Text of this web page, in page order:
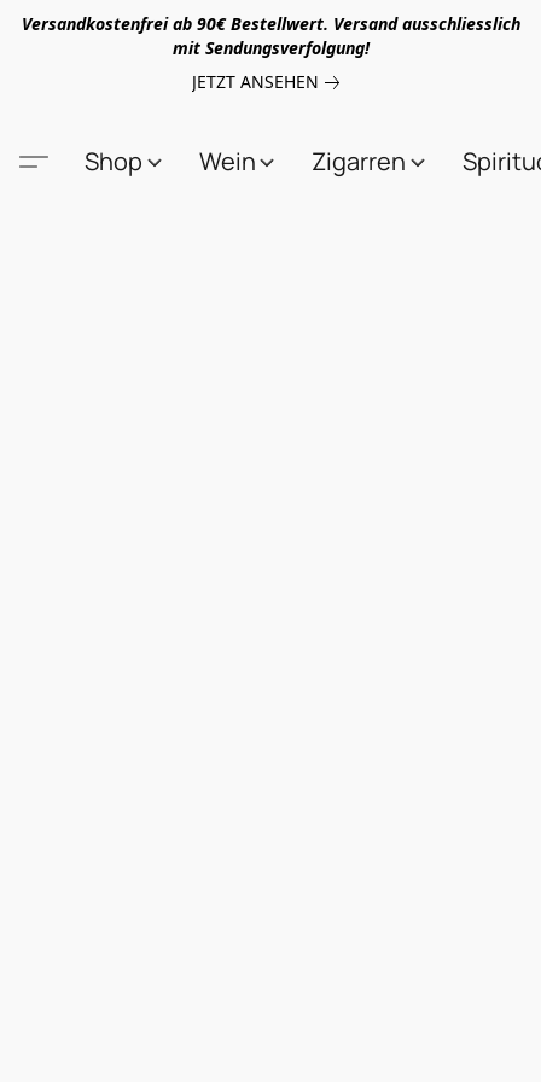
Versandkostenfrei ab 90€ Bestellwert. Versand ausschliesslich
mit Sendungsverfolgung!
JETZT ANSEHEN
Shop Wein Zigarren